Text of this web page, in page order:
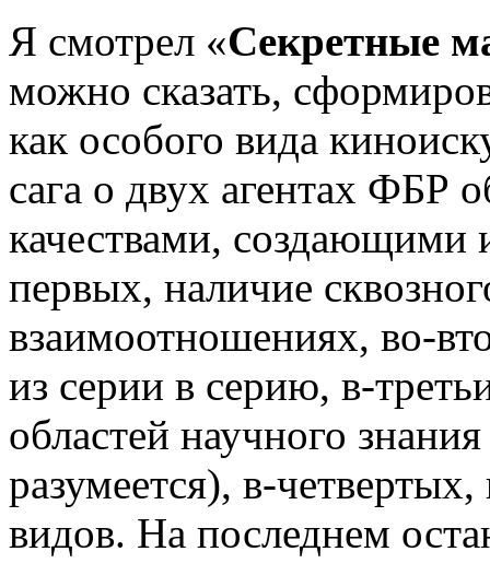
Я смотрел «Секретные
можно сказать,
как особого вида
сага о двух агентах ФБР
качествами, создающими
первых, наличие
взаимоотношениях, во-
из серии в серию, в-
областей научного
разумеется), в-
видов. На последнем